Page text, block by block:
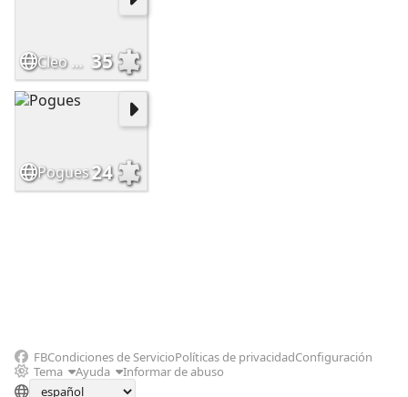
Cleo and Pope 35
Pogues24
FBCondiciones de ServicioPolíticas de privacidadConfiguración
Tema
Ayuda Informar de abuso